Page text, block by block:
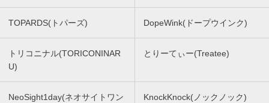
TOPARDS(トパーズ) DopeWink(ドープウインク)
トリコニナル(TORICONINAR
U)
とりーてぃー(Treatee)
NeoSight1day(ネオサイトワン
KnockKnock(ノックノック)